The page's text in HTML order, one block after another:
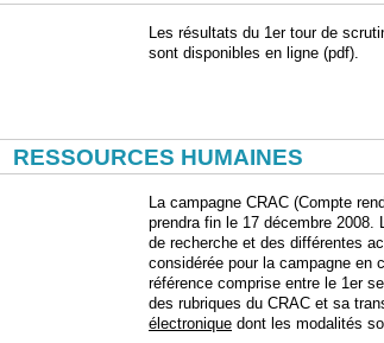
Les résultats du 1er tour de
sont disponibles en ligne (pdf).
RESSOURCES HUMAINES
La campagne CRAC (Compte
prendra fin le 17 décembre
de recherche et des différentes
considérée pour la campagne en
référence comprise entre le 1er
des rubriques du CRAC et sa
électronique dont les modalités